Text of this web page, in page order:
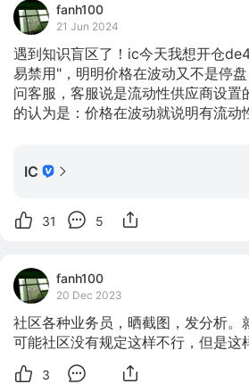
fanh100
21 Jun 2024
遇到知识盲区了！ic今天我想开仓
易禁用"，明明价格在波动又不是停
问客服，客服说是流动性供应商设置
的认为是：价格在波动就说明有流动
IC
31 5
fanh100
20 Dec 2023
社区各种业务员，晒截图，发分析。
可能社区没有规定这样不行，但是这
3